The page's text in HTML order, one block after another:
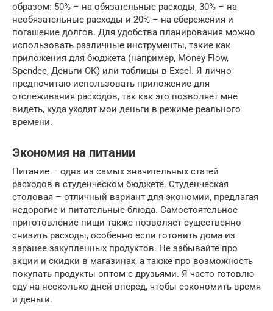
образом: 50% – на обязательные расходы, 30% – на
необязательные расходы и 20% – на сбережения и
погашение долгов. Для удобства планирования можно
использовать различные инструменты, такие как
приложения для бюджета (например, Money Flow,
Spendee, Деньги ОК) или таблицы в Excel. Я лично
предпочитаю использовать приложение для
отслеживания расходов, так как это позволяет мне
видеть, куда уходят мои деньги в режиме реального
времени.
Экономия на питании
Питание – одна из самых значительных статей
расходов в студенческом бюджете. Студенческая
столовая – отличный вариант для экономии, предлагая
недорогие и питательные блюда. Самостоятельное
приготовление пищи также позволяет существенно
снизить расходы, особенно если готовить дома из
заранее закупленных продуктов. Не забывайте про
акции и скидки в магазинах, а также про возможность
покупать продукты оптом с друзьями. Я часто готовлю
еду на несколько дней вперед, чтобы сэкономить время
и деньги.